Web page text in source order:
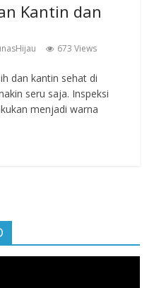
Kantin dan
673 Views
dan kantin sehat di
seru saja. Inspeksi
menjadi warna